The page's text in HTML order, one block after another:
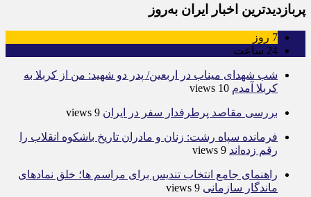
پربازدیدترین اخبار ایران به‌روز
7 روز
24 ساعت
شب شهدای میناب در اربعین/ پدر دو شهید: من از کربلا به
کربلا آمدم 10 views
بررسی مقاصد پرطرفدار سفر در ایران 9 views
فرمانده سپاه رشت: زنان و مادران تاریخ باشکوه انقلاب را
رقم زده‌اند 9 views
راهنمای جامع انتخاب تندیس برای مراسم ها؛ خلق نمادهای
ماندگار سازمانی 9 views